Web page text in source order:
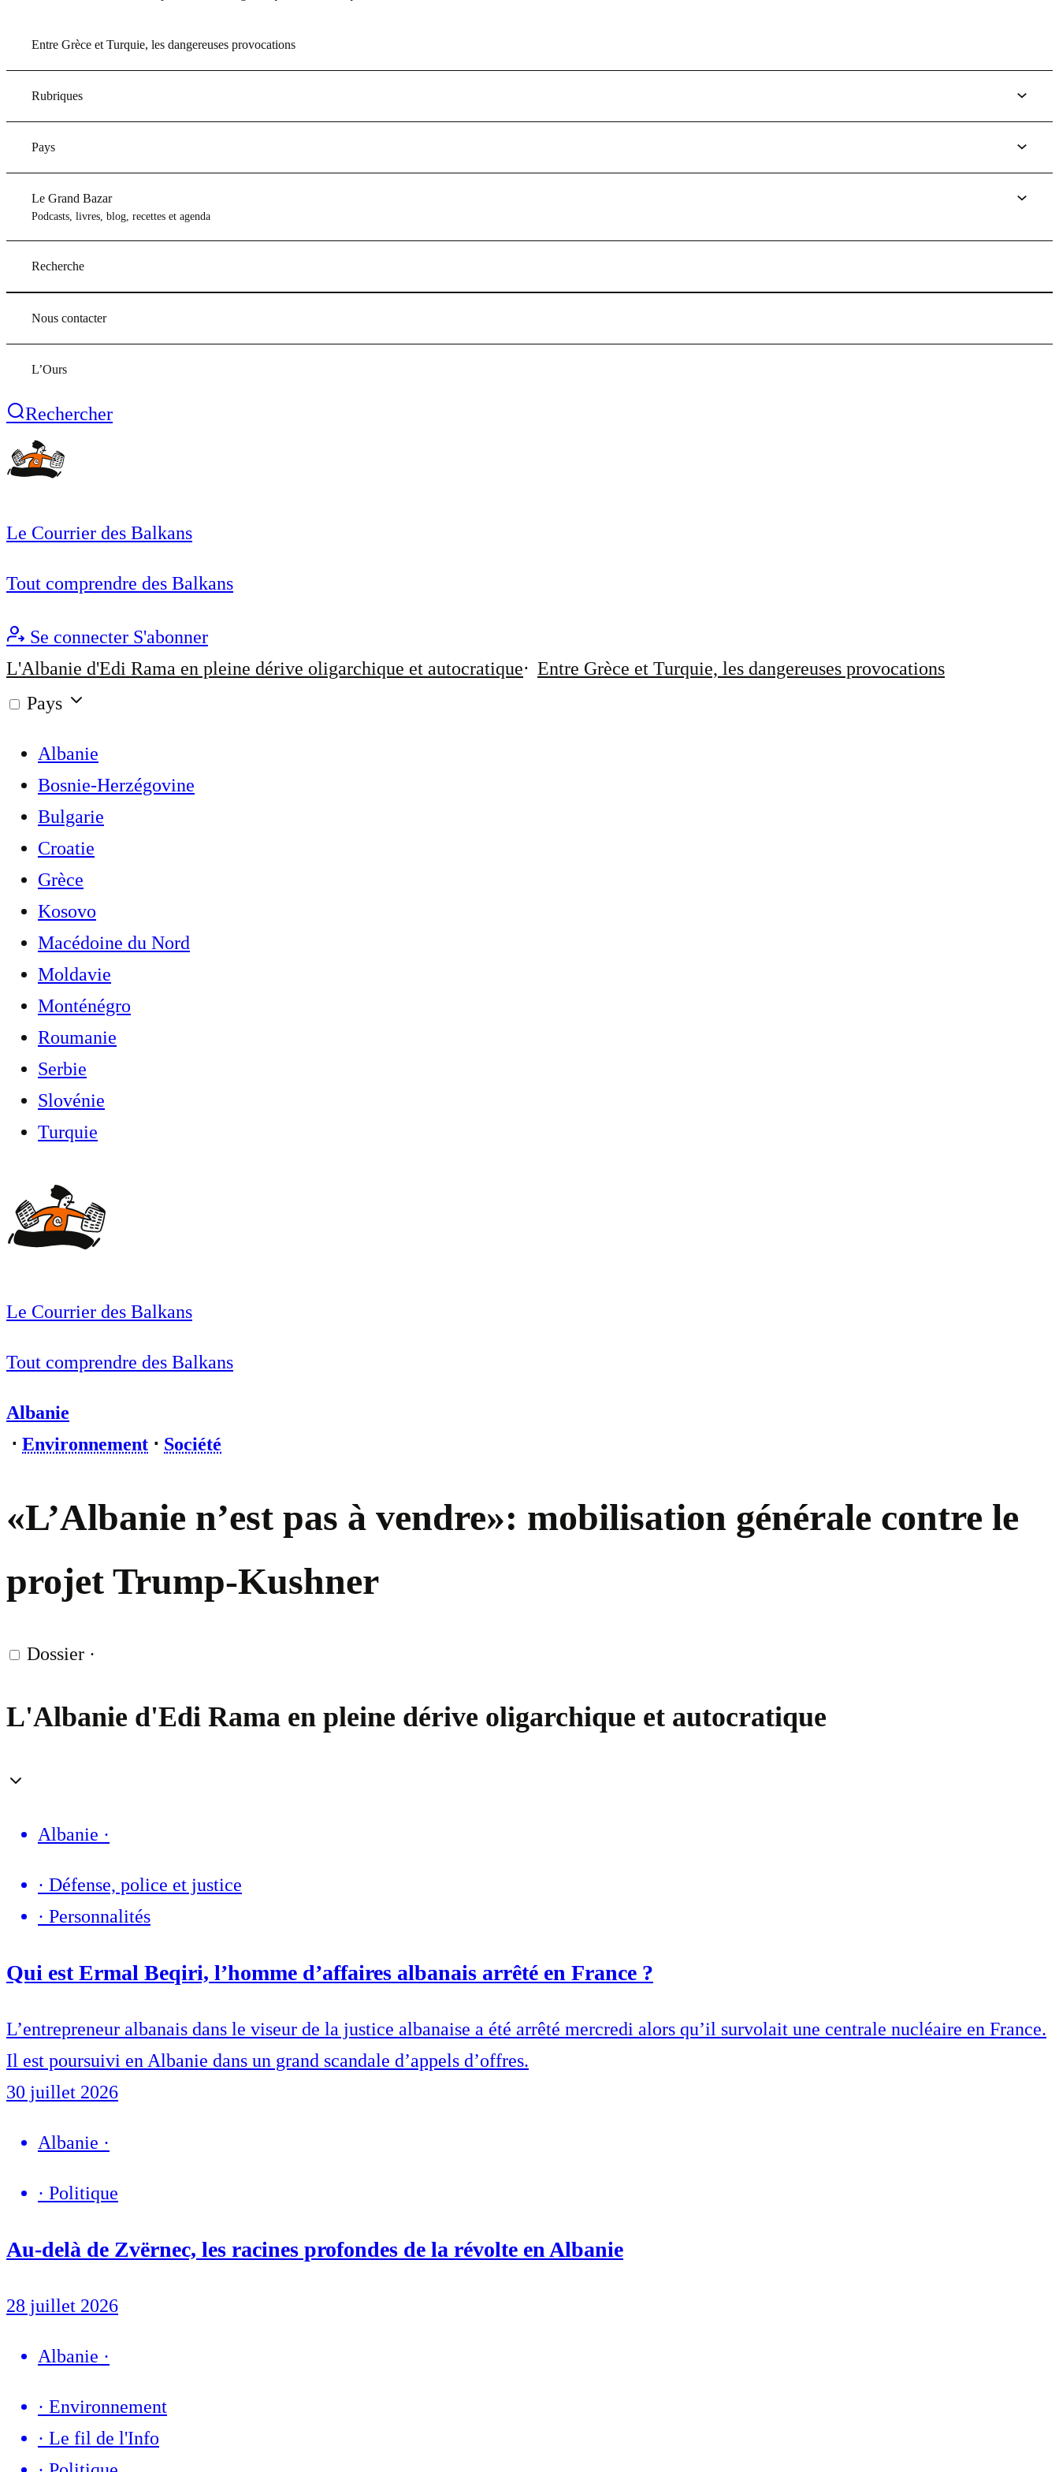
Entre Grèce et Turquie, les dangereuses provocations
Rubriques
Pays
Le Grand Bazar
Podcasts, livres, blog, recettes et agenda
Recherche
Nous contacter
L’Ours
Rechercher
Le Courrier des Balkans
Tout comprendre des Balkans
Se connecter S'abonner
L'Albanie d'Edi Rama en pleine dérive oligarchique et autocratique
Entre Grèce et Turquie, les dangereuses provocations
Pays
Albanie
Bosnie-Herzégovine
Bulgarie
Croatie
Grèce
Kosovo
Macédoine du Nord
Moldavie
Monténégro
Roumanie
Serbie
Slovénie
Turquie
Le Courrier des Balkans
Tout comprendre des Balkans
Albanie
⋅ Environnement ⋅ Société
«L’Albanie n’est pas à vendre»: mobilisation générale contre le
projet Trump-Kushner
Dossier ·
L'Albanie d'Edi Rama en pleine dérive oligarchique et autocratique
Albanie ·
· Défense, police et justice
· Personnalités
Qui est Ermal Beqiri, l’homme d’affaires albanais arrêté en France ?
L’entrepreneur albanais dans le viseur de la justice albanaise a été arrêté mercredi alors qu’il survolait une centrale nucléaire en France.
Il est poursuivi en Albanie dans un grand scandale d’appels d’offres.
30 juillet 2026
Albanie ·
· Politique
Au-delà de Zvërnec, les racines profondes de la révolte en Albanie
28 juillet 2026
Albanie ·
· Environnement
· Le fil de l'Info